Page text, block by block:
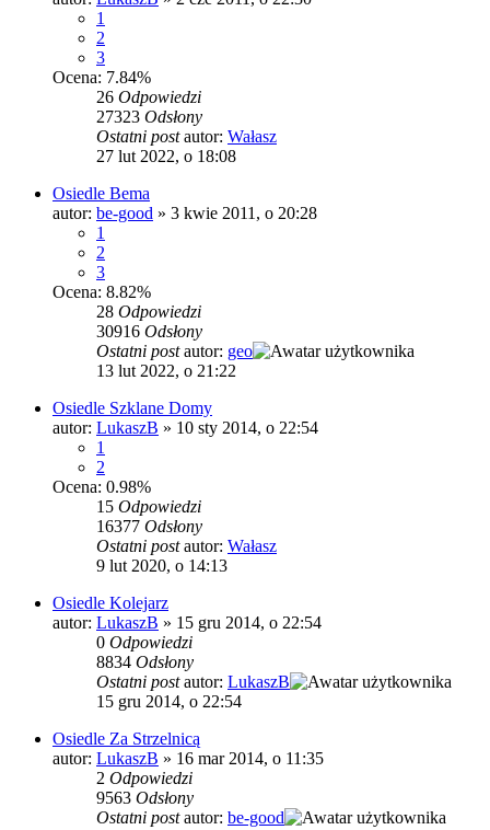
1
2
3
Ocena: 7.84%
26 Odpowiedzi
27323 Odsłony
Ostatni postautor: Wałasz
27 lut 2022, o 18:08
Osiedle Bema
autor: be-good » 3 kwie 2011, o 20:28
1
2
3
Ocena: 8.82%
28 Odpowiedzi
30916 Odsłony
Ostatni postautor: geo
13 lut 2022, o 21:22
Osiedle Szklane Domy
autor: LukaszB » 10 sty 2014, o 22:54
1
2
Ocena: 0.98%
15 Odpowiedzi
16377 Odsłony
Ostatni postautor: Wałasz
9 lut 2020, o 14:13
Osiedle Kolejarz
autor: LukaszB » 15 gru 2014, o 22:54
0 Odpowiedzi
8834 Odsłony
Ostatni postautor: LukaszB
15 gru 2014, o 22:54
Osiedle Za Strzelnicą
autor: LukaszB » 16 mar 2014, o 11:35
2 Odpowiedzi
9563 Odsłony
Ostatni postautor: be-good